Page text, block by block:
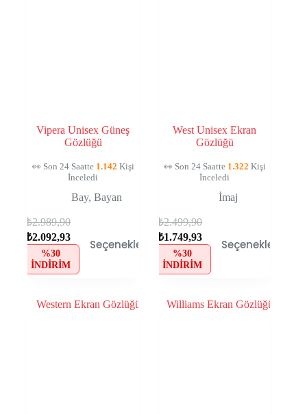
Vipera Unisex Güneş
Gözlüğü
👀 Son 24 Saatte 1.142 Kişi
İnceledi
Bay,Bayan
₺2.989,90
₺2.092,93
%30
İNDIRIM
Seçenekler
West Unisex Ekran
Gözlüğü
👀 Son 24 Saatte 1.322 Kişi
İnceledi
İmaj
₺2.499,90
₺1.749,93
%30
İNDIRIM
Seçenekler